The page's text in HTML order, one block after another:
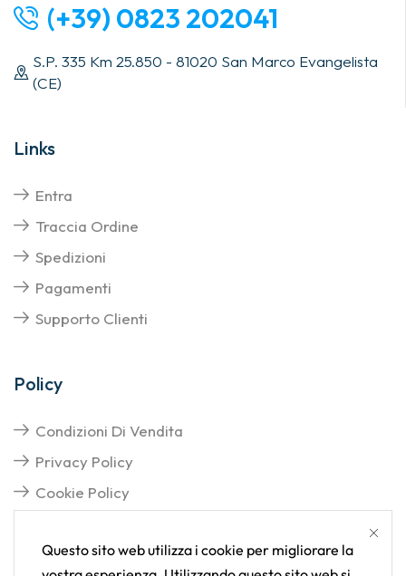
Questo sito web utilizza i cookie per migliorare la
(+39) 0823 202041
S.P. 335 Km 25.850 - 81020 San Marco Evangelista
(CE)
Links
Entra
Traccia Ordine
Spedizioni
Pagamenti
Supporto Clienti
Policy
Condizioni Di Vendita
Privacy Policy
Cookie Policy